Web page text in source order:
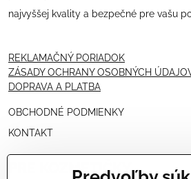
najvyššej kvality a bezpečné pre vašu
REKLAMAČNÝ PORIADOK
ZÁSADY OCHRANY OSOBNÝCH
DOPRAVA A PLATBA
OBCHODNÉ PODMIENKY
KONTAKT
PRE KOZMETIČKY